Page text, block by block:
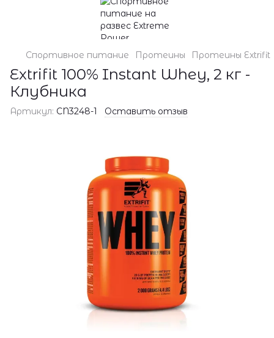
Спортивное питание Протеины Протеины Extrifit
Extrifit 100% Instant Whey, 2 кг -
Клубника
Артикул: CN3248-1 Оставить отзыв